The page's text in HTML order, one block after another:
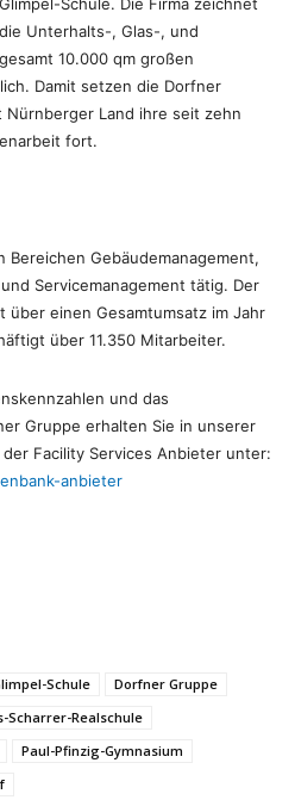
Unterhalts-, Glas-, und
10.000 qm großen
Damit setzen die Dorfner
Nürnberger Land ihre seit zehn
fort.
Bereichen Gebäudemanagement,
Servicemanagement tätig. Der
einen Gesamtumsatz im Jahr
über 11.350 Mitarbeiter.
und das
Gruppe erhalten Sie in unserer
Facility Services Anbieter unter:
anbieter
Schule
Dorfner Gruppe
Scharrer-Realschule
Paul-Pfinzig-Gymnasium